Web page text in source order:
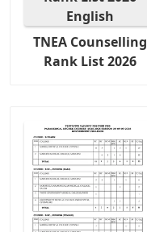
TNEA Counselling
Rank List 2026